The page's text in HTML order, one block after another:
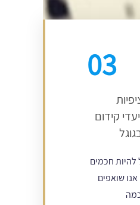
03
קידום
חכמים
שואפים